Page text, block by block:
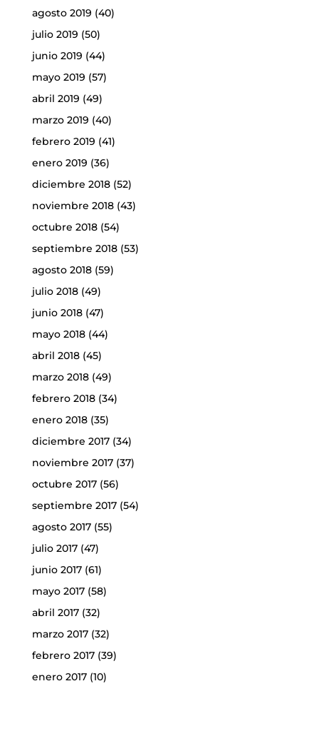
agosto 2019 (40)
julio 2019 (50)
junio 2019 (44)
mayo 2019 (57)
abril 2019 (49)
marzo 2019 (40)
febrero 2019 (41)
enero 2019 (36)
diciembre 2018(52)
noviembre 2018(43)
octubre 2018(54)
septiembre 2018(53)
agosto 2018(59)
julio 2018(49)
junio 2018(47)
mayo 2018(44)
abril 2018(45)
marzo 2018(49)
febrero 2018(34)
enero 2018(35)
diciembre 2017(34)
noviembre 2017(37)
octubre 2017(56)
septiembre 2017(54)
agosto 2017(55)
julio 2017(47)
junio 2017(61)
mayo 2017(58)
abril 2017(32)
marzo 2017(32)
febrero 2017(39)
enero 2017(10)